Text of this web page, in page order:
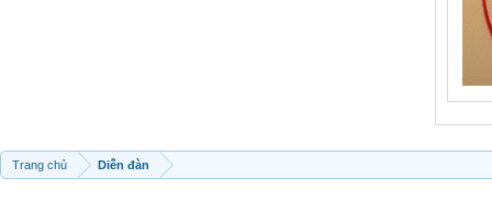
Trang chủ Diễn đàn